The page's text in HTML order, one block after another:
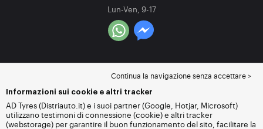
Lun-Ven, 9-17
Continua la navigazione senza accettare >
Informazioni sui cookie e altri tracker
AD Tyres (Distriauto.it) e i suoi partner (Google, Hotjar, Microsoft)
utilizzano testimoni di connessione (cookie) e altri tracker
(webstorage) per garantire il buon funzionamento del sito, facilitare la